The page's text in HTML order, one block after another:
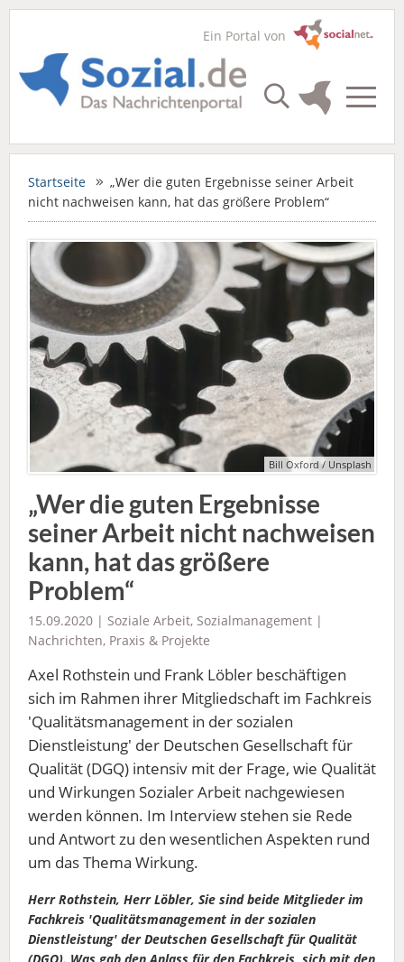
Ein Portal von
Startseite
„Wer die guten Ergebnisse seiner Arbeit
nicht nachweisen kann, hat das größere Problem“
Bill Oxford / Unsplash
„Wer die guten Ergebnisse
seiner Arbeit nicht nachweisen
kann, hat das größere
Problem“
15.09.2020 | Soziale Arbeit, Sozialmanagement |
Nachrichten, Praxis & Projekte
Axel Rothstein und Frank Löbler beschäftigen
sich im Rahmen ihrer Mitgliedschaft im Fachkreis
'Qualitätsmanagement in der sozialen
Dienstleistung' der Deutschen Gesellschaft für
Qualität (DGQ) intensiv mit der Frage, wie Qualität
und Wirkungen Sozialer Arbeit nachgewiesen
werden können. Im Interview stehen sie Rede
und Antwort zu den wesentlichen Aspekten rund
um das Thema Wirkung.
Herr Rothstein, Herr Löbler, Sie sind beide Mitglieder im
Fachkreis 'Qualitätsmanagement in der sozialen
Dienstleistung' der Deutschen Gesellschaft für Qualität